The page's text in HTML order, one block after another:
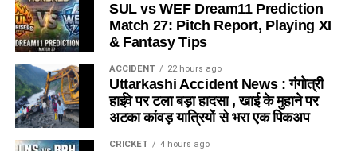
SUL vs WEF Dream11 Prediction
Match 27: Pitch Report, Playing XI
& Fantasy Tips
ACCIDENT 22 hours ago
Uttarkashi Accident News : गंगोत्री
हाईवे पर टला बड़ा हादसा , खाई के मुहाने पर
अटका कांवड़ यात्रियों से भरा एक पिकअप
CRICKET 4 hours ago